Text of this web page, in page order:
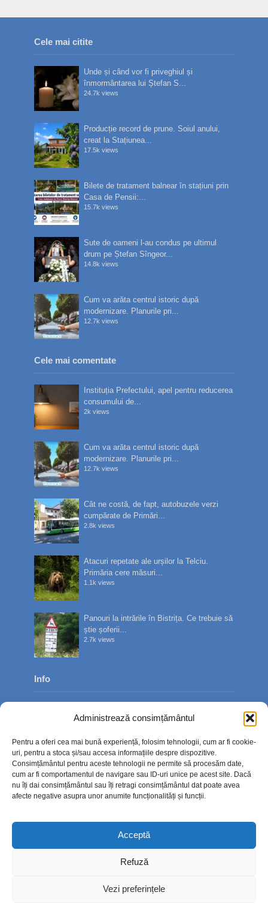
Administrează consimțământul
Pentru a oferi cea mai bună experiență, folosim tehnologii, cum ar fi cookie-
uri, pentru a stoca și/sau accesa informațiile despre dispozitive.
Consimțământul pentru aceste tehnologii ne permite să procesăm date,
cum ar fi comportamentul de navigare sau ID-uri unice pe acest site. Dacă
nu îți dai consimțământul sau îți retragi consimțământul dat poate avea
afecte negative asupra unor anumite funcționalități și funcții.
Acceptă
Refuză
Vezi preferințele
Cele mai citite
Unde și când vor fi priveghiul și
înmormântarea lui Ștefan S...
24.7k views
Producție record de prune. Soiul anului,
creat la Stațiunea...
17.5k views
Bilete de tratament balnear în stațiuni prin
Casa de Pensii:...
15.7k views
Sute de oameni l-au condus pe ultimul
drum pe Ștefan Sîngeor...
14.8k views
Cum va arăta centrul istoric după
modernizare. Planurile pri...
12.7k views
Cele mai comentate
Instituția Prefectului, apel pentru reducerea
consumului de...
2k views
Cum va arăta centrul istoric după
modernizare. Planurile pri...
12.7k views
Cât ne costă, de fapt, autobuzele verzi
cumpărate de Primări...
2.8k views
Atacuri repetate ale urșilor la Telciu.
Primăria cere măsuri...
1.1k views
Panouri la intrările în Bistrița. Ce trebuie să
știe șoferii...
2.7k views
Info
Contact
Politica de confidențialitate
Politică cookie-uri (UE)